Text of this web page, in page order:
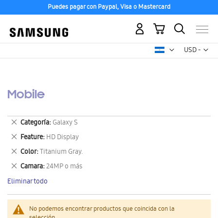
Puedes pagar con Paypal, Visa o Mastercard
USD -
dólar
Mi carrito
Mobile
No podemos encontrar productos que coincida con la
Categoría Galaxy S
Eliminar
este
artículo
Feature HD Display
Eliminar
este
artículo
Color Titanium Gray.
Eliminar
este
artículo
Camara 24MP o más
Eliminar
este
artículo
Eliminar todo